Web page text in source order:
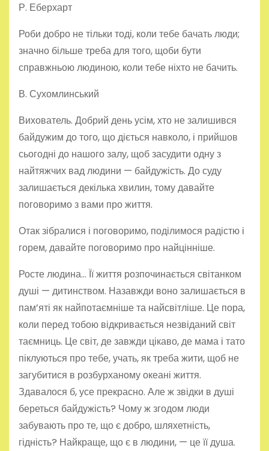
Р. Еберхарт
Роби добро не тільки тоді, коли тебе бачать люди;
значно більше треба для того, щоби бути
справжньою людиною, коли тебе ніхто не бачить.
В. Сухомлинський
Вихователь. Добрий день усім, хто не залишився
байдужим до того, що діється навколо, і прийшов
сьогодні до нашого залу, щоб засудити одну з
найтяжчих вад людини — байдужість. До суду
залишається декілька хвилин, тому давайте
поговоримо з вами про життя.
Отак зібралися і поговоримо, поділимося радістю і
горем, давайте поговоримо про найцінніше.
Росте людина… Її життя розпочинається світанком
душі — дитинством. Назавжди воно залишається в
пам’яті як найпотаємніше та найсвітліше. Це пора,
коли перед тобою відкривається незвіданий світ
таємниць. Це світ, де завжди цікаво, де мама і тато
піклуються про тебе, учать, як треба жити, щоб не
загубитися в розбурханому океані життя.
Здавалося б, усе прекрасно. Але ж звідки в душі
береться байдужість? Чому ж згодом люди
забувають про те, що є добро, шляхетність,
гідність? Найкраще, що є в людини, — це її душа.